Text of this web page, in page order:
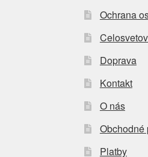
Ochrana
Doprava
Kontakt
O nás
Obchodné
Platby